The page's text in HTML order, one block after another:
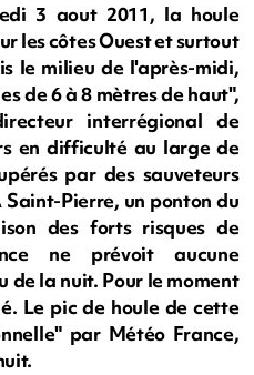
3 aout 2011, la houle
les côtes Ouest et surtout
le milieu de l'après-midi,
de 6 à 8 mètres de haut",
interrégional de
en difficulté au large de
par des sauveteurs
Pierre, un ponton du
des forts risques de
ne prévoit aucune
la nuit. Pour le moment
Le pic de houle de cette
par Météo France,